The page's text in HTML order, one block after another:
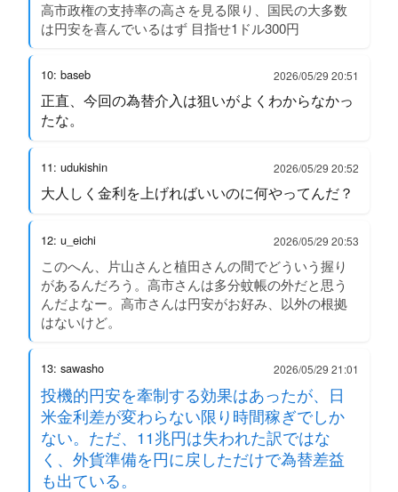
高市政権の支持率の高さを見る限り、国民の大多数
は円安を喜んでいるはず 目指せ1ドル300円
10: baseb 2026/05/29 20:51
正直、今回の為替介入は狙いがよくわからなかっ
たな。
11: udukishin 2026/05/29 20:52
大人しく金利を上げればいいのに何やってんだ？
12: u_eichi 2026/05/29 20:53
このへん、片山さんと植田さんの間でどういう握り
があるんだろう。高市さんは多分蚊帳の外だと思う
んだよなー。高市さんは円安がお好み、以外の根拠
はないけど。
13: sawasho 2026/05/29 21:01
投機的円安を牽制する効果はあったが、日
米金利差が変わらない限り時間稼ぎでしか
ない。ただ、11兆円は失われた訳ではな
く、外貨準備を円に戻しただけで為替差益
も出ている。